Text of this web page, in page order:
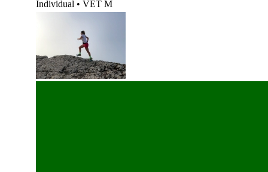
Individual • VET M